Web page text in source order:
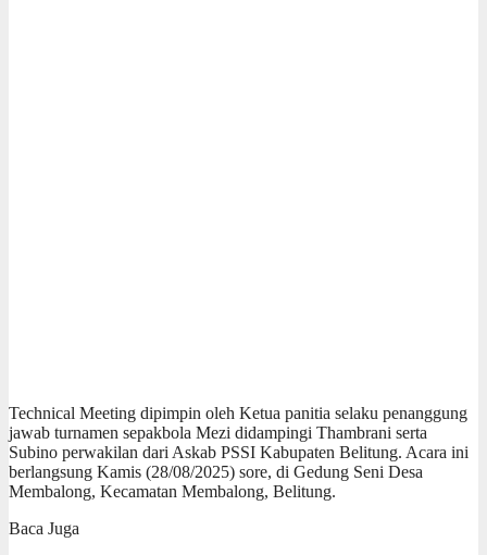
Technical Meeting dipimpin oleh Ketua panitia selaku penanggung
jawab turnamen sepakbola Mezi didampingi Thambrani serta
Subino perwakilan dari Askab PSSI Kabupaten Belitung. Acara ini
berlangsung Kamis (28/08/2025) sore, di Gedung Seni Desa
Membalong, Kecamatan Membalong, Belitung.
Baca Juga